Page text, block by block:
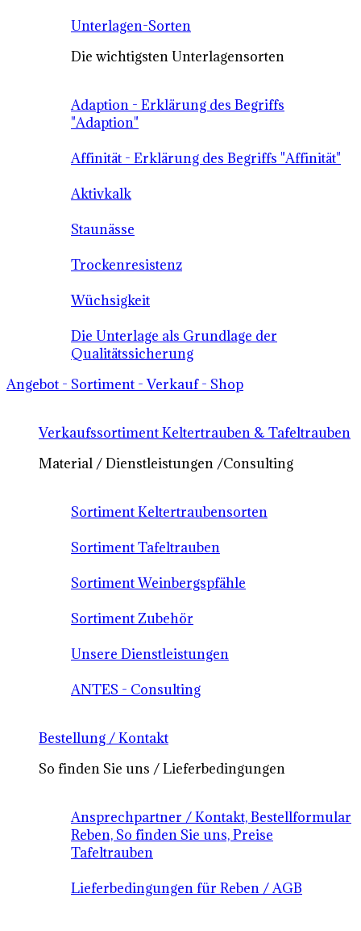
Unterlagen-Sorten
Die wichtigsten Unterlagensorten
Adaption - Erklärung des Begriffs
"Adaption"
Affinität - Erklärung des Begriffs "Affinität"
Aktivkalk
Staunässe
Trockenresistenz
Wüchsigkeit
Die Unterlage als Grundlage der
Qualitätssicherung
Angebot - Sortiment - Verkauf - Shop
Verkaufssortiment Keltertrauben & Tafeltrauben
Material / Dienstleistungen /Consulting
Sortiment Keltertraubensorten
Sortiment Tafeltrauben
Sortiment Weinbergspfähle
Sortiment Zubehör
Unsere Dienstleistungen
ANTES - Consulting
Bestellung / Kontakt
So finden Sie uns / Lieferbedingungen
Ansprechpartner / Kontakt, Bestellformular
Reben, So finden Sie uns, Preise
Tafeltrauben
Lieferbedingungen für Reben / AGB